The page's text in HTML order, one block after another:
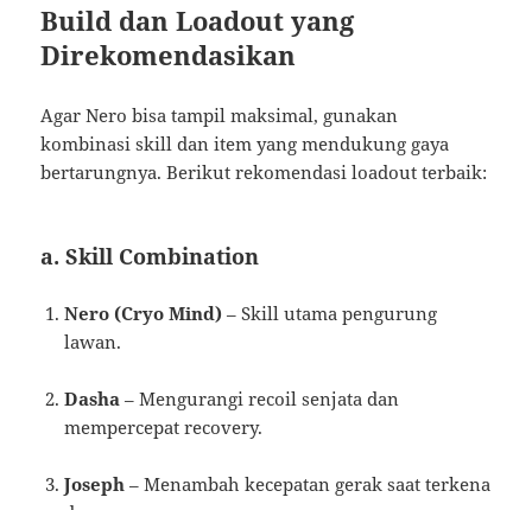
Build dan Loadout yang
Direkomendasikan
Agar Nero bisa tampil maksimal, gunakan
kombinasi skill dan item yang mendukung gaya
bertarungnya. Berikut rekomendasi loadout terbaik:
a. Skill Combination
Nero (Cryo Mind) – Skill utama pengurung
lawan.
Dasha – Mengurangi recoil senjata dan
mempercepat recovery.
Joseph – Menambah kecepatan gerak saat terkena